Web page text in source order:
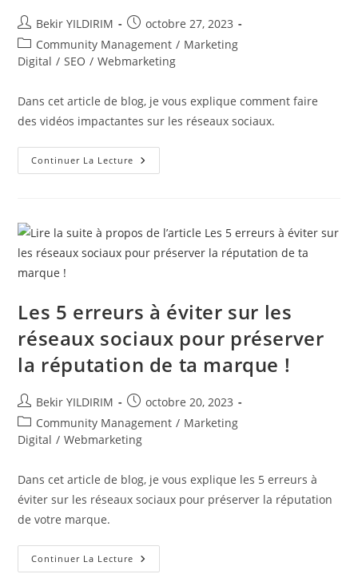
Auteur/autrice
de
la
publication :
Bekir YILDIRIM
Publication
publiée :
octobre 27, 2023
Post
category:
Community Management / Marketing
Digital / SEO / Webmarketing
Dans cet article de blog, je vous explique comment faire
des vidéos impactantes sur les réseaux sociaux.
Continuer La Lecture Comment
Faire
Les
Réseaux
Sociaux
?
Les 5 erreurs à éviter sur les
réseaux sociaux pour préserver
la réputation de ta marque !
Auteur/autrice
de
la
publication :
Bekir YILDIRIM
Publication
publiée :
octobre 20, 2023
Post
category:
Community Management / Marketing
Digital / Webmarketing
Dans cet article de blog, je vous explique les 5 erreurs à
éviter sur les réseaux sociaux pour préserver la réputation
de votre marque.
Continuer La Lecture Les
5